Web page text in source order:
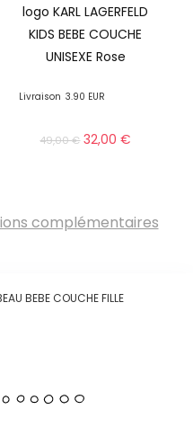
logo KARL LAGERFELD
KIDS BEBE COUCHE
UNISEXE Rose
Livraison 3.90 EUR
49,00€ 32,00€
complémentaires
BEBE COUCHE FILLE